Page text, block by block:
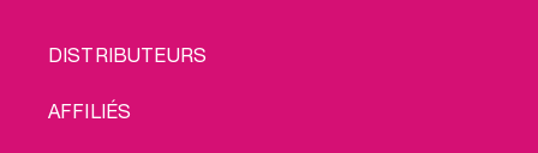
FOOTER
DISTRIBUTEURS
AFFILIÉS